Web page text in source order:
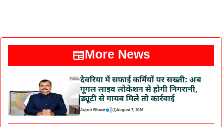
More News
देवरिया में सफाई कर्मियों पर सख्ती: अब
गूगल लाइव लोकेशन से होगी निगरानी,
ड्यूटी से गायब मिले तो कार्रवाई
Jagrut Bharat | August 7, 2026